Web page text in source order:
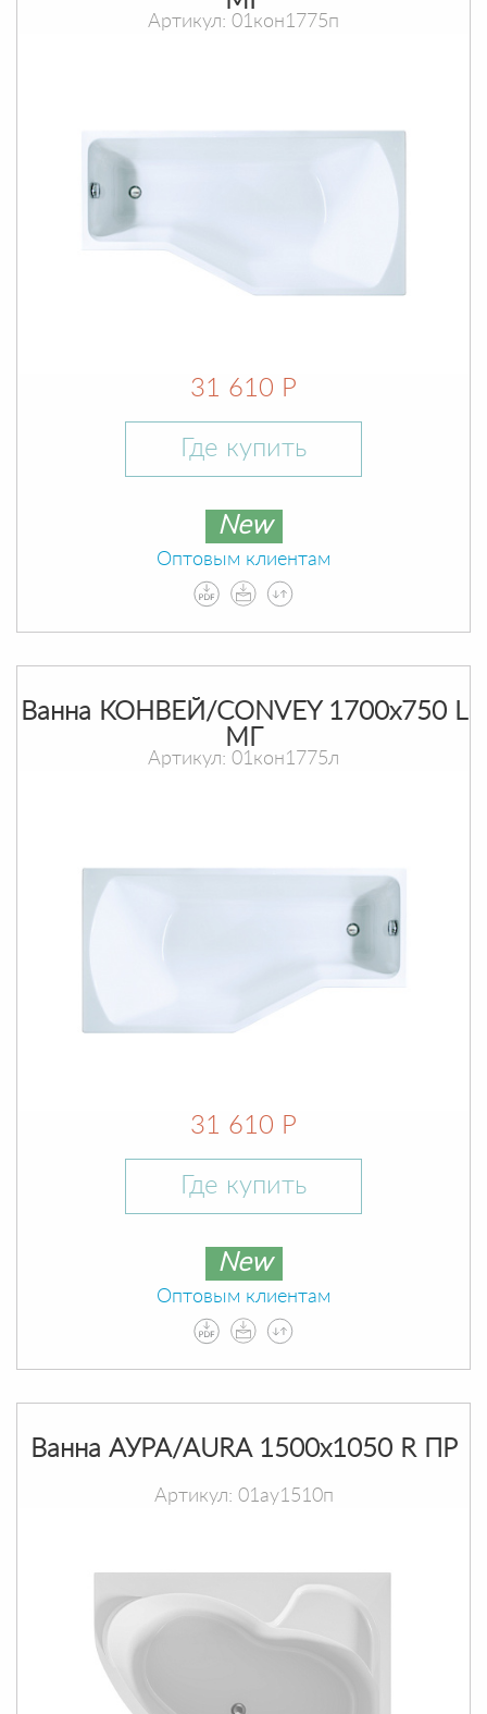
Артикул: 01кон1775п
31 610 Р
Где купить
New
Оптовым клиентам
Ванна КОНВЕЙ/CONVEY 1700х750 L
МГ
Артикул: 01кон1775л
31 610 Р
Где купить
New
Оптовым клиентам
Ванна АУРА/AURA 1500х1050 R ПР
Артикул: 01ау1510п